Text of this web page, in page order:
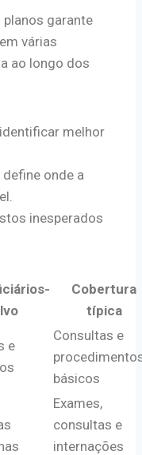
garante
várias
ao longo dos
melhor
onde a
inesperados
Cobertura
típica
e
Consultas e
básicos
Exames,
consultas e
internações